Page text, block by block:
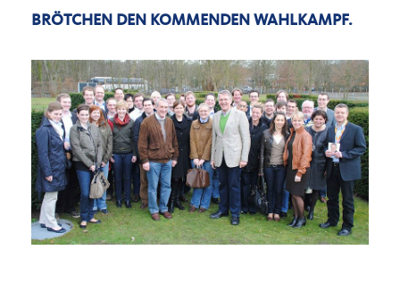
BRÖTCHEN DEN KOMMENDEN WAHLKAMPF.